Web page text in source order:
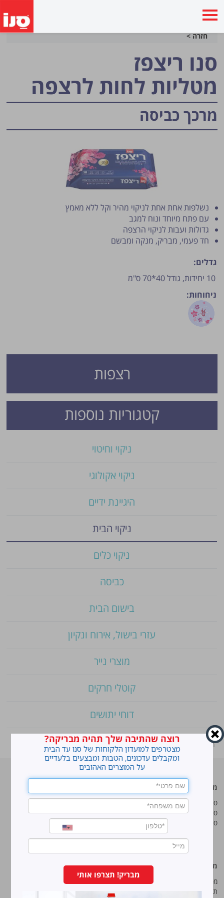
חזרה >
רצפות
סנו ריצפז
מטליות לחות לרצפה
מרכך כביסה
נשלפות אחת אחת לניקוי מהיר וקל ללא מאמץ
עם פתח מיוחד ונוח למגב
גדולות ועבות לניקוי הרצפה
חד פעמי, מבריק, מנקה ומבשם
ניחוחות:
מרכך
כביסה
גדלים:
10 יחידות, גודל 40*70 ס"מ
קטגוריות נוספות
ניקוי וחיטוי
ניקוי אקולוגי
היגיינת ידיים
ניקוי הבית
ניקוי כלים
כביסה
בישום הבית
עזרי בישול, אירוח ונקיון
מוצרי נייר
קוטלי חרקים
דוחי יתושים
ראשי Shop
»סנו ריצפז מטליות לחות לרצפה
סנו מפעלי ברונוס בע“מ
החרש 11 נוה נאמן, הוד השרון
מוצרים מובילים
סנו ז'אוול סופר ג'ל
סנו ז'אוול קצף ניקוי
סנו ז'אוול אבקת ניקוי
לנקות חלונות עם חיוך
עושים סדר בארון הנעליים
טיפים והמלצות מקצועיות לשימוש
מידע נוסף
מפת אתר
תנאי שימוש באתר
רוצה שהתיבה שלך תהיה מבריקה?
מצטרפים למועדון הלקוחות של סנו עד הבית
ומקבלים עדכונים, הטבות ומבצעים בלעדיים
על המוצרים האהובים
מבריק! תצרפו אותי